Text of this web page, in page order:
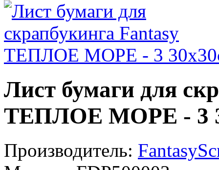
Лист бумаги для
ТЕПЛОЕ МОРЕ - 3
Производитель: